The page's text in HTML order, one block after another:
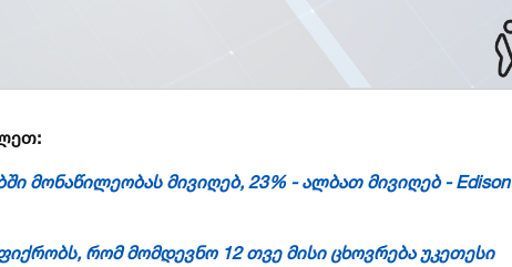
მონაწილეობას მივიღებ, 23% - ალბათ მივიღებ - Edison
რომ მომდევნო 12 თვე მისი ცხოვრება უკეთესი